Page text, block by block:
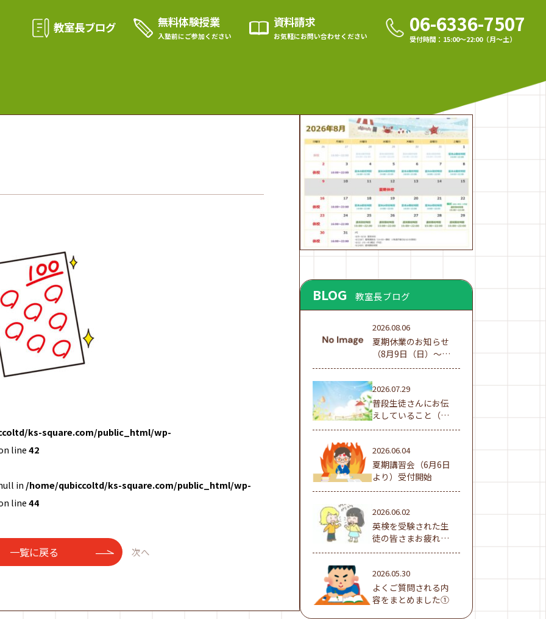
教室長ブログ 無料体験授業
入塾前にご参加ください
資料請求
お気軽にお問い合わせください 06-6336-7507
受付時間：15:00〜22:00（月〜土）
ks-square.com/public_html/wp-
line42
in /home/qubiccoltd/ks-square.com/public_html/wp-
line44
一覧に戻る 次へ
BLOG 教室長ブログ
2026.08.06
夏期休業のお知らせ
（8月9日（日）～16
日（日））
2026.07.29
普段生徒さんにお伝
えしていること（夏
休み編①）
2026.06.04
夏期講習会（6月6日
より）受付開始
2026.06.02
英検を受験された生
徒の皆さまお疲れ様
でした！
2026.05.30
よくご質問される内
容をまとめました①